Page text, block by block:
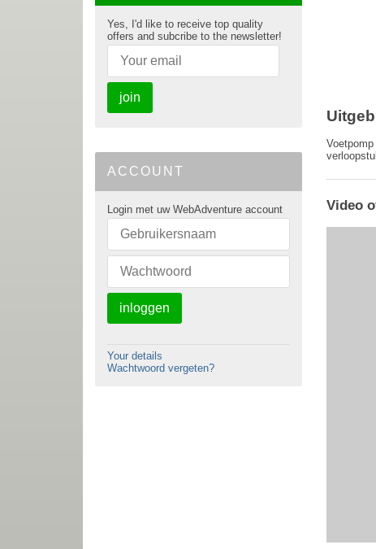
Yes, I'd like to receive top quality
offers and subcribe to the newsletter!
join
ACCOUNT
Login met uw WebAdventure account
inloggen
Your details
Wachtwoord vergeten?
Video